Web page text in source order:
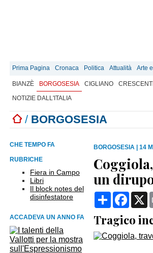
Prima Pagina Cronaca Politica Attualità Arte
BIANZÈ BORGOSESIA CIGLIANO
NOTIZIE DALL'ITALIA
/ BORGOSESIA
CHE TEMPO FA
RUBRICHE
Fiera in Campo
Libri
Il block notes del
disinfestatore
ACCADEVA UN ANNO FA
BORGOSESIA 14
un
Condividi X
Tragico